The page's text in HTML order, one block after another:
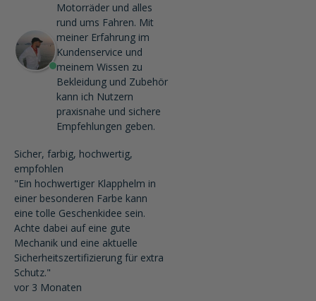
Motorräder und alles
rund ums Fahren. Mit
meiner Erfahrung im
Kundenservice und
meinem Wissen zu
Bekleidung und Zubehör
kann ich Nutzern
praxisnahe und sichere
Empfehlungen geben.
Sicher, farbig, hochwertig,
empfohlen
"Ein hochwertiger Klapphelm in
einer besonderen Farbe kann
eine tolle Geschenkidee sein.
Achte dabei auf eine gute
Mechanik und eine aktuelle
Sicherheitszertifizierung für extra
Schutz."
vor 3 Monaten